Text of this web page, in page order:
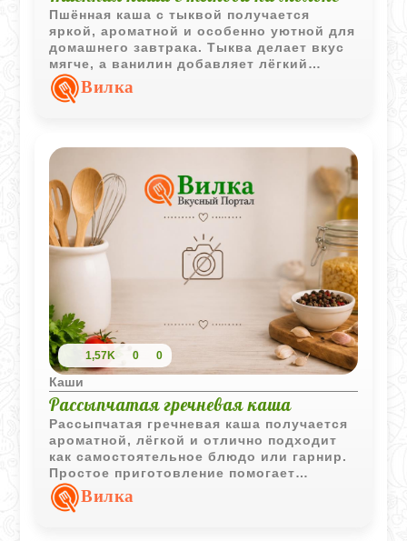
Пшённая каша с тыквой получается
яркой, ароматной и особенно уютной для
домашнего завтрака. Тыква делает вкус
мягче, а ванилин добавляет лёгкий
сладкий аромат.
Вилка
1,57K 0 0
Каши
Рассыпчатая гречневая каша
Рассыпчатая гречневая каша получается
ароматной, лёгкой и отлично подходит
как самостоятельное блюдо или гарнир.
Простое приготовление помогает
сохранить естественный вкус крупы и
приятную текстуру.
Вилка